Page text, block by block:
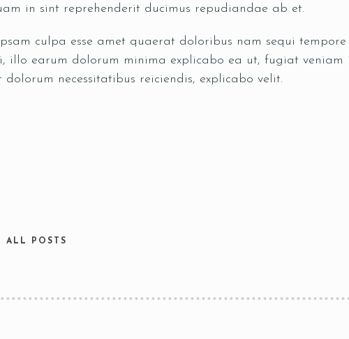
in sint reprehenderit ducimus repudiandae ab et.
culpa esse amet quaerat doloribus nam sequi
illo earum dolorum minima explicabo ea ut, fugiat veniam
necessitatibus reiciendis, explicabo velit.
ALL POSTS